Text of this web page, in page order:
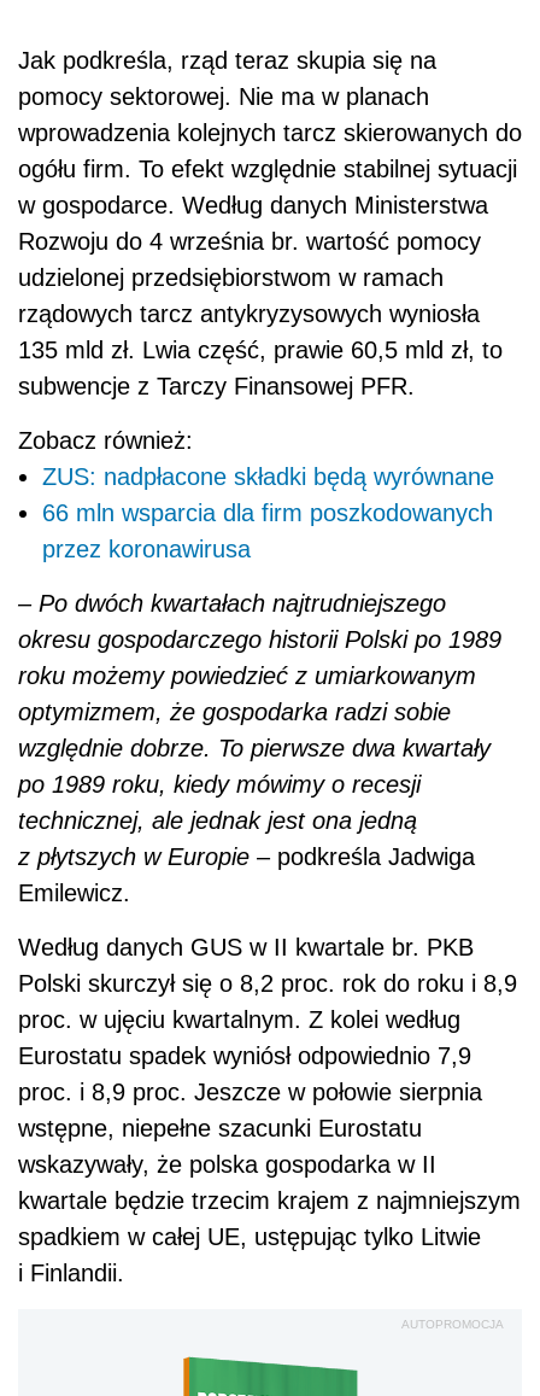
Jak podkreśla, rząd teraz skupia się na
pomocy sektorowej. Nie ma w planach
wprowadzenia kolejnych tarcz skierowanych do
ogółu firm. To efekt względnie stabilnej sytuacji
w gospodarce. Według danych Ministerstwa
Rozwoju do 4 września br. wartość pomocy
udzielonej przedsiębiorstwom w ramach
rządowych tarcz antykryzysowych wyniosła
135 mld zł. Lwia część, prawie 60,5 mld zł, to
subwencje z Tarczy Finansowej PFR.
Zobacz również:
ZUS: nadpłacone składki będą wyrównane
66 mln wsparcia dla firm poszkodowanych
przez koronawirusa
– Po dwóch kwartałach najtrudniejszego
okresu gospodarczego historii Polski po 1989
roku możemy powiedzieć z umiarkowanym
optymizmem, że gospodarka radzi sobie
względnie dobrze. To pierwsze dwa kwartały
po 1989 roku, kiedy mówimy o recesji
technicznej, ale jednak jest ona jedną
z płytszych w Europie – podkreśla Jadwiga
Emilewicz.
Według danych GUS w II kwartale br. PKB
Polski skurczył się o 8,2 proc. rok do roku i 8,9
proc. w ujęciu kwartalnym. Z kolei według
Eurostatu spadek wyniósł odpowiednio 7,9
proc. i 8,9 proc. Jeszcze w połowie sierpnia
wstępne, niepełne szacunki Eurostatu
wskazywały, że polska gospodarka w II
kwartale będzie trzecim krajem z najmniejszym
spadkiem w całej UE, ustępując tylko Litwie
i Finlandii.
AUTOPROMOCJA